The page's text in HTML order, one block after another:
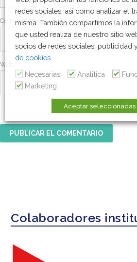
Correo electrónico*
Web
Colaboradores
redes sociales, así como analizar el
misma. También compartimos la
que usted realiza de nuestro sitio
socios de redes sociales, publicidad
de cookies
Necesarias
Analitica
Marketing
Aceptar seleccionadas